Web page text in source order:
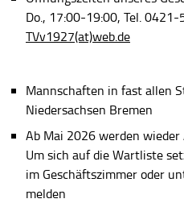
Do., 17:00-19:00, Tel.
TVv1927(at)web.de
Mannschaften in fast allen
Niedersachsen Bremen
Ab Mai 2026 werden
Um sich auf die Wartliste
im Geschäftszimmer oder
melden